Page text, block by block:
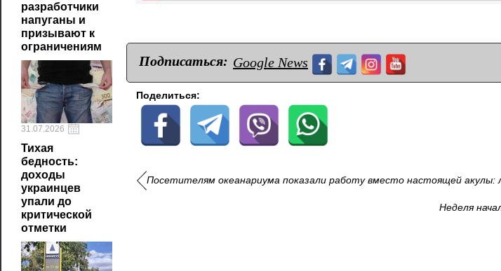
разработчики
напуганы и
призывают к
ограничениям
31.07.2026
Тихая
бедность:
доходы
украинцев
упали до
критической
отметки
Подписаться: Google News
Поделиться:
Посетителям океанариума показали работу вместо настоящей
Неделя